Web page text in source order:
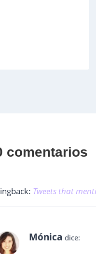
comentarios
Tweets that
Mónica dice: